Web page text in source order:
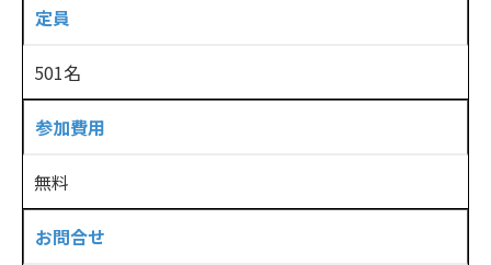
定員
501名
参加費用
無料
お問合せ